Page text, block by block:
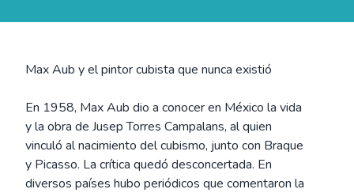
Max Aub y el pintor cubista que nunca existió
En 1958, Max Aub dio a conocer en México la vida
y la obra de Jusep Torres Campalans, al quien
vinculó al nacimiento del cubismo, junto con Braque
y Picasso. La crítica quedó desconcertada. En
diversos países hubo periódicos que comentaron la